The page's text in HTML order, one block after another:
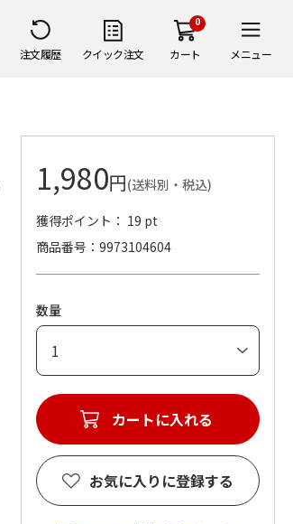
注文履歴 クイック注文
0
カート メニュー
1,980円(送料別・税込)
獲得ポイント： 19 pt
商品番号
9973104604
数量
カートに入れる
お気に入りに登録する